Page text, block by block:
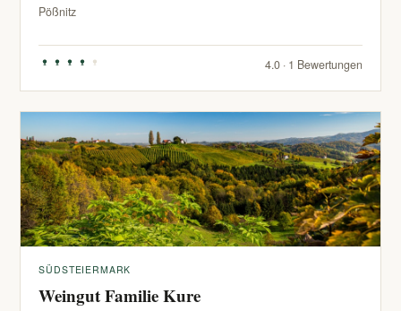
Pößnitz
4.0 · 1 Bewertungen
SÜDSTEIERMARK
Weingut Familie Kure